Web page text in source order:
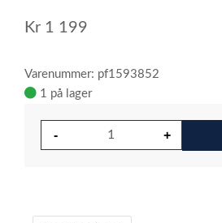
Kr 1 199
Varenummer: pf1593852
1 på lager